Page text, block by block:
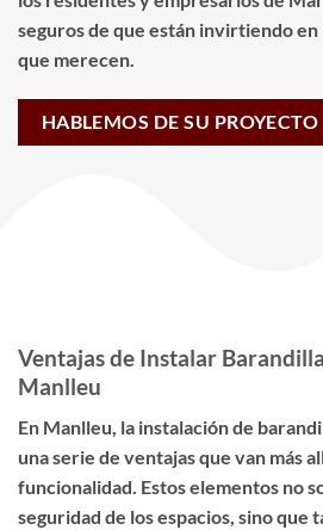
seguros de que están invirtiendo en
que merecen.
HABLEMOS DE SU PROYECTO
Ventajas de Instalar
Manlleu
En Manlleu, la instalación de
una serie de ventajas que van más
funcionalidad. Estos elementos no
seguridad de los espacios, sino que